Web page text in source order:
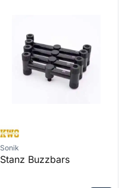
Sonik
Stanz Buzzbars